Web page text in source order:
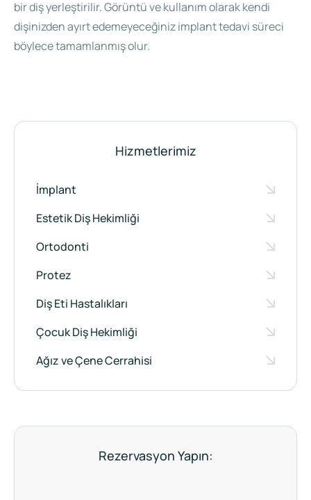
Hizmetlerimiz
İmplant
Estetik Diş Hekimliği
Ortodonti
Protez
Diş Eti Hastalıkları
Çocuk Diş Hekimliği
Ağız ve Çene Cerrahisi
Rezervasyon Yapın:
bir diş yerleştirilir. Görüntü ve kullanım olarak kendi
dişinizden ayırt edemeyeceğiniz implant tedavi süreci
böylece tamamlanmış olur.